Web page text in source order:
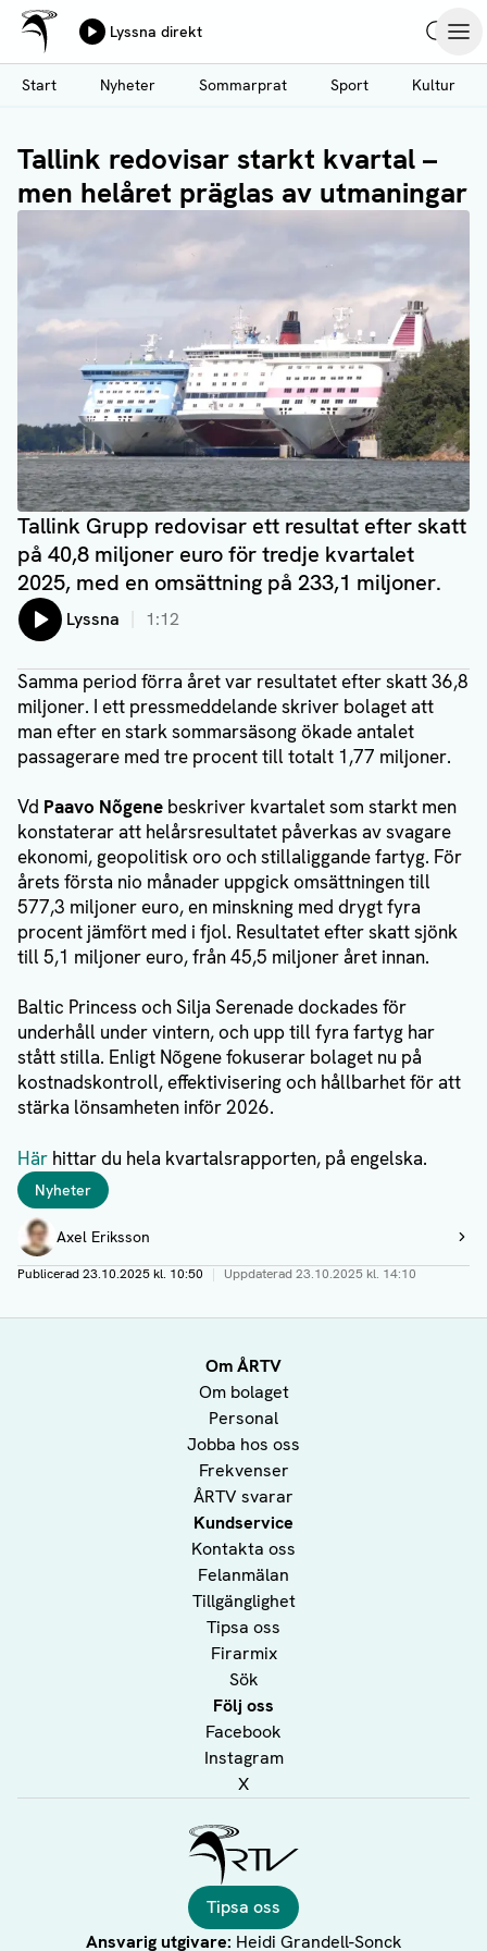
Hoppa
till
huvudinnehåll
Ålands Radio & TV
Lyssna direkt
Start
Nyheter Sommarprat Sport Kultur
Tallink redovisar starkt kvartal –
men helåret präglas av utmaningar
Tallink Grupp redovisar ett resultat efter skatt
på 40,8 miljoner euro för tredje kvartalet
2025, med en omsättning på 233,1 miljoner.
Lyssna 1:12
Samma period förra året var resultatet efter skatt 36,8
miljoner. I ett pressmeddelande skriver bolaget att
man efter en stark sommarsäsong ökade antalet
passagerare med tre procent till totalt 1,77 miljoner.
Vd Paavo Nõgene beskriver kvartalet som starkt men
konstaterar att helårsresultatet påverkas av svagare
ekonomi, geopolitisk oro och stillaliggande fartyg. För
årets första nio månader uppgick omsättningen till
577,3 miljoner euro, en minskning med drygt fyra
procent jämfört med i fjol. Resultatet efter skatt sjönk
till 5,1 miljoner euro, från 45,5 miljoner året innan.
Baltic Princess och Silja Serenade dockades för
underhåll under vintern, och upp till fyra fartyg har
stått stilla. Enligt Nõgene fokuserar bolaget nu på
kostnadskontroll, effektivisering och hållbarhet för att
stärka lönsamheten inför 2026.
Här hittar du hela kvartalsrapporten, på engelska.
Taggar
Nyheter
Författare
Axel Eriksson
Visa profil
Publicerad23.10.2025 kl. 10:50 | Uppdaterad23.10.2025 kl. 14:10
Om ÅRTV
Om bolaget
Personal
Jobba hos oss
Frekvenser
ÅRTV svarar
Kundservice
Kontakta oss
Felanmälan
Tillgänglighet
Tipsa oss
Firarmix
Sök
Följ oss
Facebook
Instagram
X
Tipsa oss
Ansvarig utgivare: Heidi Grandell-Sonck